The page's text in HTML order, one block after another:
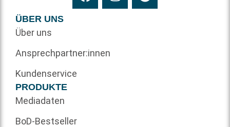
ÜBER UNS
Über uns
Ansprechpartner:innen
Kundenservice
PRODUKTE
Mediadaten
BoD-Bestseller